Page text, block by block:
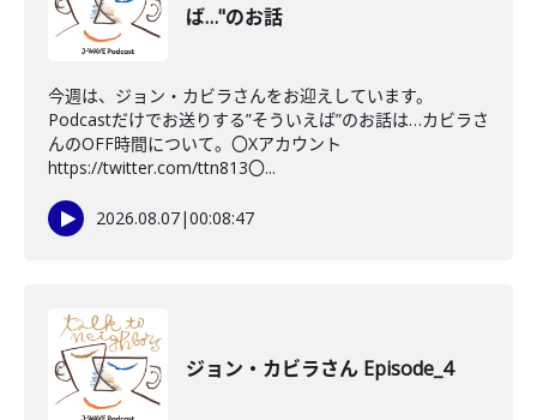
ば…"のお話
今週は、ジョン・カビラさんをお迎えしています。
Podcastだけでお送りする”そういえば”のお話は…カビラさ
んのOFF時間について。〇Xアカウント
https://twitter.com/ttn813〇...
2026.08.07|00:08:47
ジョン・カビラさん Episode_4